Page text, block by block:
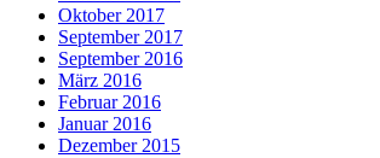
Oktober 2017
September 2017
September 2016
März 2016
Februar 2016
Januar 2016
Dezember 2015